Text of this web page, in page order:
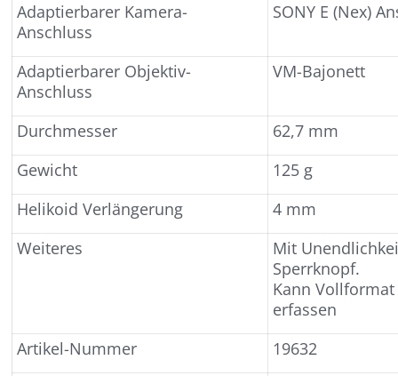
Adaptierbarer Kamera-
Anschluss
SONY E (Nex)
Adaptierbarer Objektiv-
Anschluss
VM-Bajonett
Durchmesser
62,7 mm
Gewicht
125 g
Helikoid Verlängerung
4 mm
Weiteres
Mit
Sperrknopf.
Kann
erfassen
Artikel-Nummer
19632